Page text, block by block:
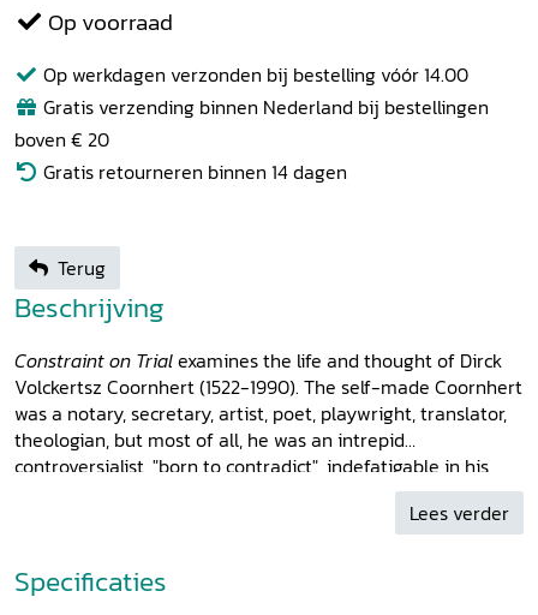
Op voorraad
Op werkdagen verzonden bij bestelling vóór 14.00
Gratis verzending binnen Nederland bij bestellingen
boven € 20
Gratis retourneren binnen 14 dagen
Terug
Beschrijving
Constraint on Trialexamines the life and thought of Dirck
Volckertsz Coornhert (1522-1990). The self-made Coornhert
was a notary, secretary, artist, poet, playwright, translator,
theologian, but most of all, he was an intrepid
controversialist, "born to contradict", indefatigable in his
critique of the public church and sects. His main concern in
polemics and disputations was the defense of freedom of
individualism made him eschew any restrictions on
personal religious choice. His tolerationist writings,
Lees verder
Specificaties